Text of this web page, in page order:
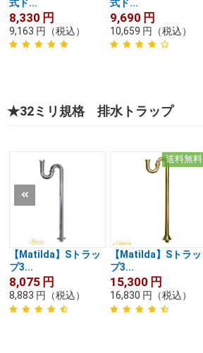
式ド...
8,330 円
9,163 円 （税込）
式ド...
9,690 円
10,659 円 （税込）
★32ミリ規格 排水トラップ
【Matilda】Sトラッ
プ3...
8,075 円
8,883 円 （税込）
送料無料
【Matilda】Sトラッ
プ3...
15,300 円
16,830 円 （税込）